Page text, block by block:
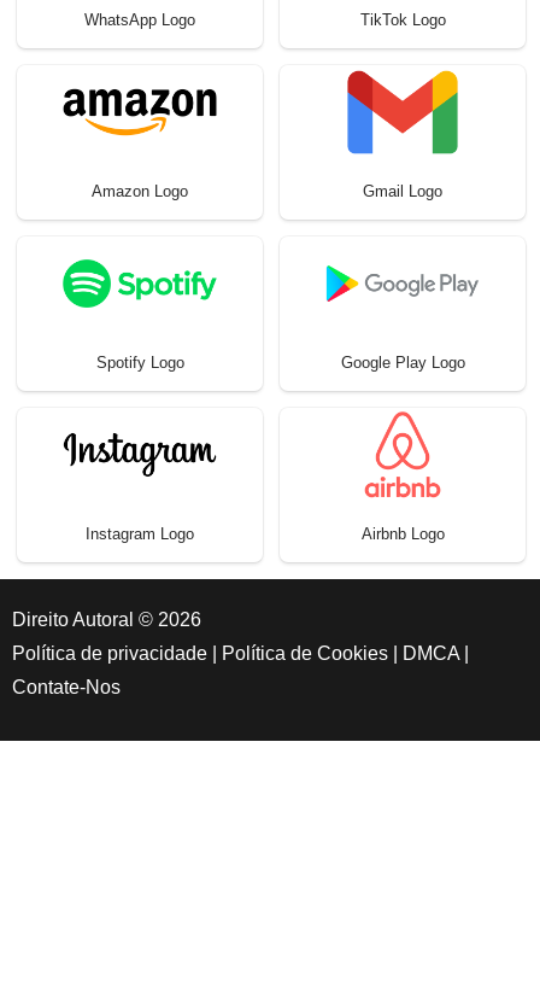
WhatsApp Logo TikTok Logo
Amazon Logo Gmail Logo
Spotify Logo Google Play Logo
Instagram Logo Airbnb Logo
Direito Autoral © 2026
Política de privacidade
Política de Cookies DMCA
Contate-Nos